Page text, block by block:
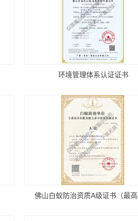
环境管理体系认证证书
佛山白蚁防治资质A级证书（最